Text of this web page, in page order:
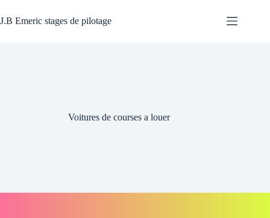
au
contenu
J.B Emeric stages de pilotage
Voitures de courses a louer